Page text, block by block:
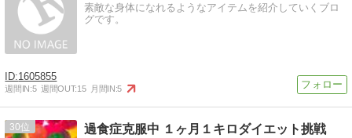
素敵な身体になれるようなアイテムを紹介していくブロ
グです。
1605855
週間IN:5 週間OUT:15 月間IN:5
30 過食症克服中 １ヶ月１キロダイエット挑戦